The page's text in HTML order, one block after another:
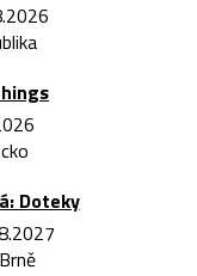
Doteky